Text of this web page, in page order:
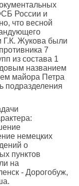
России и
что весной
Жукова были
7
из состава 1
названием
майора Петра
подразделения
немецких
о
пунктов
на
- Дорогобуж,